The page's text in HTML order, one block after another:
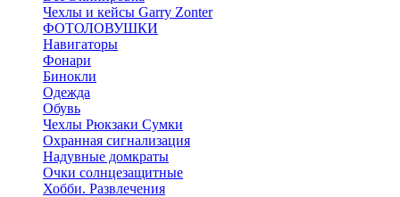
Чехлы и кейсы Garry Zonter
ФОТОЛОВУШКИ
Навигаторы
Фонари
Бинокли
Одежда
Обувь
Чехлы Рюкзаки Сумки
Охранная сигнализация
Надувные домкраты
Очки солнцезащитные
Хобби. Развлечения